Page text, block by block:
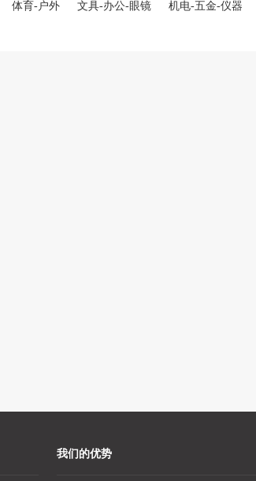
体育-户外 文具-办公-眼镜 机电-五金-仪器
我们的优势